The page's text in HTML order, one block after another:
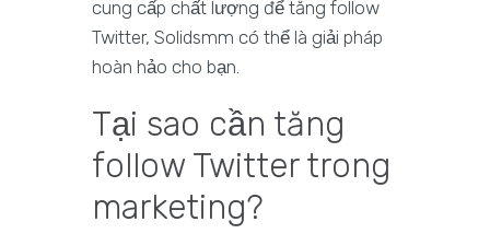
cung cấp chất lượng để tăng follow
Twitter, Solidsmm có thể là giải pháp
hoàn hảo cho bạn.
Tại sao cần tăng
follow Twitter trong
marketing?